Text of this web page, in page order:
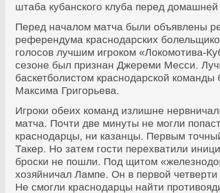
штаба кубанского клуба перед домашней
Перед началом матча были объявлены
референдума краснодарских
голосов лучшим игроком «Локомотива-
сезоне был признан Джереми Месси.
баскетболистом краснодарской
Максима Григорьева.
Игроки обеих команд излишне
матча. Почти две минуты не могли
краснодарцы, ни казанцы. Первым
Такер. Но затем гости перехватили
броски не пошли. Под щитом
хозяйничал Лампе. Он в первой
Не смогли краснодарцы найти